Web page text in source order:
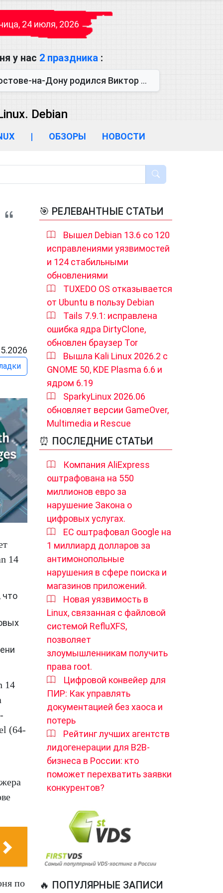
24 июля, 2026
у нас 2 праздника :
Виктор Михайлович Глушков. Под руководством Виктора Михайло...
Debian
| ОБЗОРЫ НОВОСТИ
14
что
14
(64-
по
🎯 РЕЛЕВАНТНЫЕ СТАТЬИ
Вышел Debian 13.6 со 120
исправлениями уязвимостей
и 124 стабильными
обновлениями
TUXEDO OS отказывается
от Ubuntu в пользу Debian
Tails 7.9.1: исправлена
ошибка ядра DirtyClone,
обновлен браузер Tor
Вышла Kali Linux 2026.2 с
GNOME 50, KDE Plasma 6.6 и
ядром 6.19
SparkyLinux 2026.06
обновляет версии GameOver,
Multimedia и Rescue
⏰ ПОСЛЕДНИЕ СТАТЬИ
Компания AliExpress
оштрафована на 550
миллионов евро за
нарушение Закона о
цифровых услугах.
ЕС оштрафовал Google на
1 миллиард долларов за
антимонопольные
нарушения в сфере поиска и
магазинов приложений.
Новая уязвимость в
Linux, связанная с файловой
системой RefluXFS,
позволяет
злоумышленникам получить
права root.
Цифровой конвейер для
ПИР: Как управлять
документацией без хаоса и
потерь
Рейтинг лучших агентств
лидогенерации для B2B-
бизнеса в России: кто
поможет перехватить заявки
конкурентов?
🔥 ПОПУЛЯРНЫЕ ЗАПИСИ